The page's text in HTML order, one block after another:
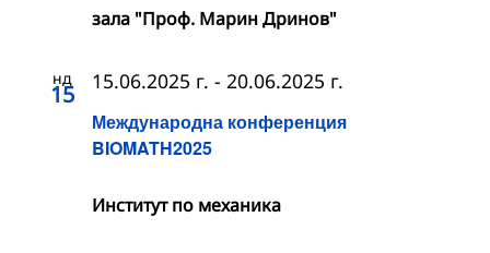
зала "Проф. Марин Дринов"
нд
15
Международна конференция
BIOMATH2025
15.06.2025 г. - 20.06.2025 г.
Институт по механика